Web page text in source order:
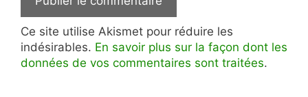
Ce site utilise Akismet pour réduire les
indésirables. En savoir plus sur la façon dont les
données de vos commentaires sont traitées.